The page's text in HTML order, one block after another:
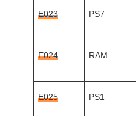
E023 PS7
E024 RAM
E025 PS1